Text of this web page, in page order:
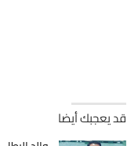
قد يعجبك أيضا